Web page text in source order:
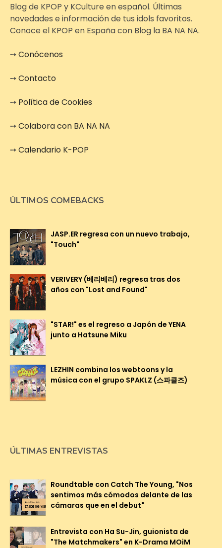
Blog de KPOP y KCulture en español. Últimas
novedades e información de tus idols favoritos.
Conoce el KPOP en España con Blog la BA NA NA.
➙Conócenos
➙Contacto
➙ Política de Cookies
➙Colabora con BA NA NA
➙Calendario K-POP
ÚLTIMOS COMEBACKS
JASP.ER regresa con un nuevo trabajo,
"Touch"
VERIVERY (베리베리) regresa tras dos
años con "Lost and Found"
"STAR!" es el regreso a Japón de YENA
junto a Hatsune Miku
LEZHIN combina los webtoons y la
música con el grupo SPAKLZ (스파클즈)
ÚLTIMAS ENTREVISTAS
Roundtable con Catch The Young, "Nos
sentimos más cómodos delante de las
cámaras que en el debut"
Entrevista con Ha Su-Jin, guionista de
"The Matchmakers" en K-Drama MOiM